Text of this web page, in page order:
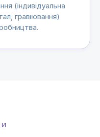
(індивідуальна
гравіювання)